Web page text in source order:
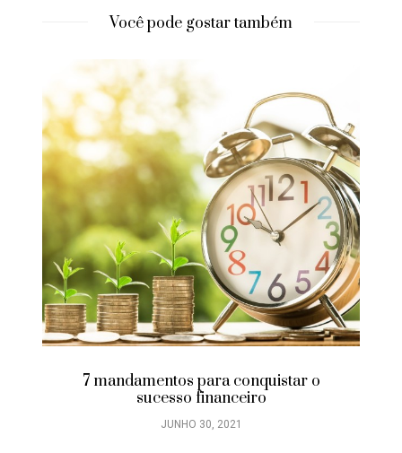
Você pode gostar também
7 mandamentos para conquistar o
sucesso financeiro
JUNHO 30, 2021